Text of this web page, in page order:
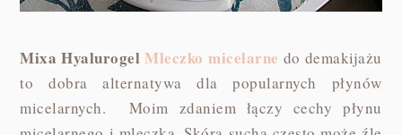
Mixa HyalurogelMleczko micelarne do demakijażu
to dobra alternatywa dla popularnych płynów
micelarnych. Moim zdaniem łączy cechy płynu